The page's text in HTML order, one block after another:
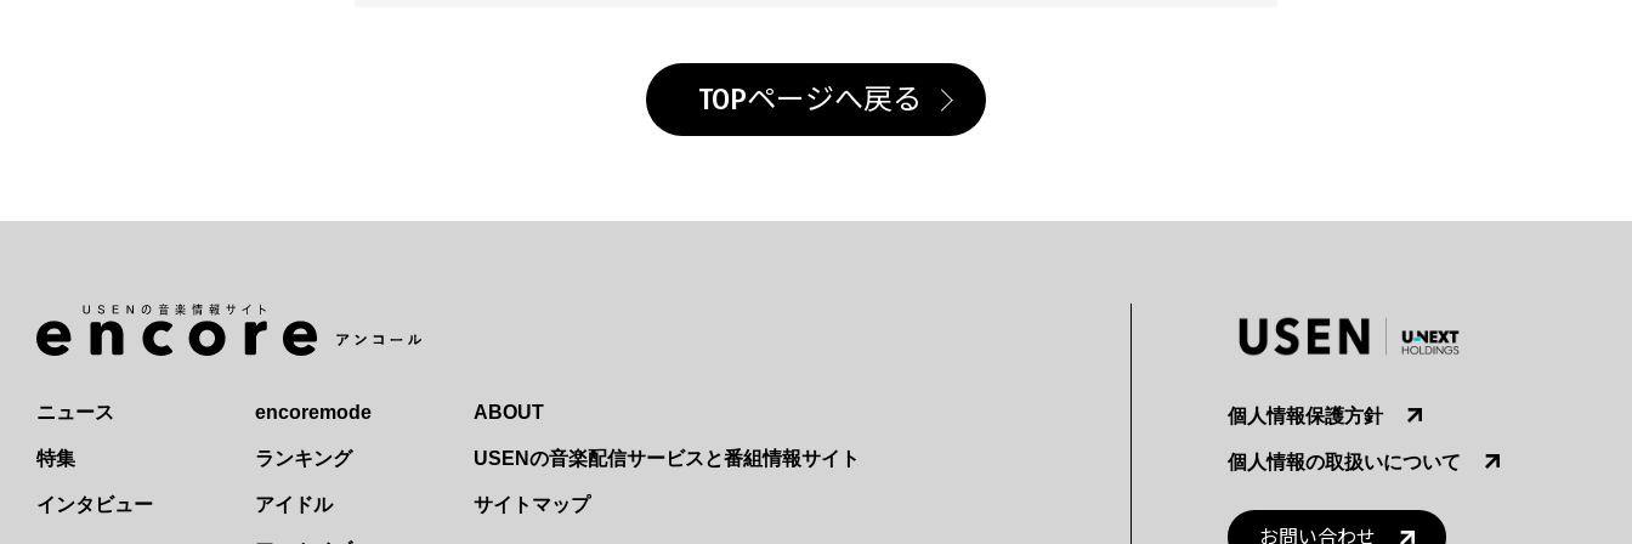
TOPページへ戻る
ニュース
特集
インタビュー
encoremode
ランキング
アイドル
ABOUT
USENの音楽配信サービスと番組情報サイト
サイトマップ
個人情報保護方針
個人情報の取扱いについて
お問い合わせ